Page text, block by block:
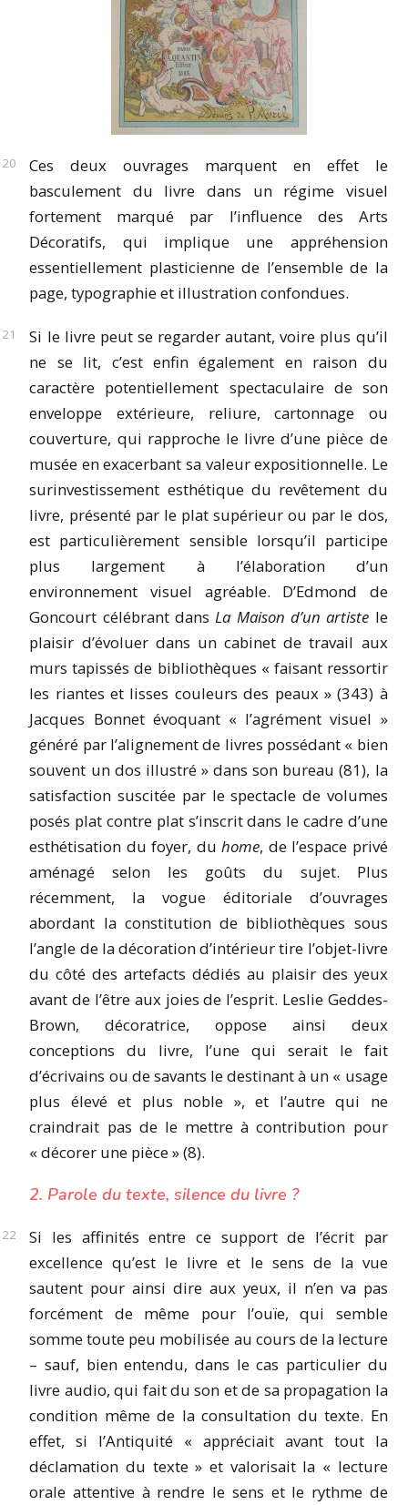
Ces deux ouvrages marquent en effet le
basculement du livre dans un régime visuel
fortement marqué par l’influence des Arts
Décoratifs, qui implique une appréhension
essentiellement plasticienne de l’ensemble de la
page, typographie et illustration confondues.
Si le livre peut se regarder autant, voire plus qu’il
ne se lit, c’est enfin également en raison du
caractère potentiellement spectaculaire de son
enveloppe extérieure, reliure, cartonnage ou
couverture, qui rapproche le livre d’une pièce de
musée en exacerbant sa valeur expositionnelle. Le
surinvestissement esthétique du revêtement du
livre, présenté par le plat supérieur ou par le dos,
est particulièrement sensible lorsqu’il participe
plus largement à l’élaboration d’un
environnement visuel agréable. D’Edmond de
Goncourt célébrant dansLa Maison d’un artiste le
plaisir d’évoluer dans un cabinet de travail aux
murs tapissés de bibliothèques « faisant ressortir
les riantes et lisses couleurs des peaux » (343) à
Jacques Bonnet évoquant « l’agrément visuel »
généré par l’alignement de livres possédant « bien
souvent un dos illustré » dans son bureau (81), la
satisfaction suscitée par le spectacle de volumes
posés plat contre plat s’inscrit dans le cadre d’une
esthétisation du foyer, duhome, de l’espace privé
aménagé selon les goûts du sujet. Plus
récemment, la vogue éditoriale d’ouvrages
abordant la constitution de bibliothèques sous
l’angle de la décoration d’intérieur tire l’objet-livre
du côté des artefacts dédiés au plaisir des yeux
avant de l’être aux joies de l’esprit. Leslie Geddes-
Brown, décoratrice, oppose ainsi deux
conceptions du livre, l’une qui serait le fait
d’écrivains ou de savants le destinant à un « usage
plus élevé et plus noble », et l’autre qui ne
craindrait pas de le mettre à contribution pour
« décorer une pièce » (8).
2. Parole du texte, silence du livre ?
Si les affinités entre ce support de l’écrit par
excellence qu’est le livre et le sens de la vue
sautent pour ainsi dire aux yeux, il n’en va pas
forcément de même pour l’ouïe, qui semble
somme toute peu mobilisée au cours de la lecture
– sauf, bien entendu, dans le cas particulier du
livre audio, qui fait du son et de sa propagation la
condition même de la consultation du texte. En
effet, si l’Antiquité « appréciait avant tout la
déclamation du texte » et valorisait la « lecture
orale attentive à rendre le sens et le rythme de